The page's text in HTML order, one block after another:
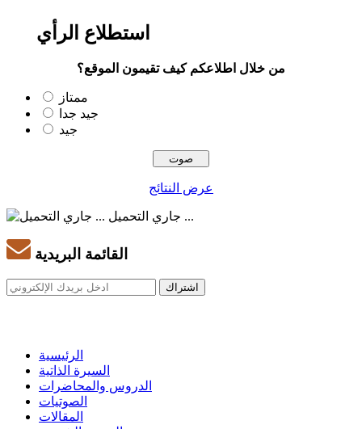
استطلاع الرأي
من خلال اطلاعكم كيف تقيمون الموقع؟
ممتاز
جيد جدا
جيد
عرض النتائج
جاري التحميل ...
القائمة البريدية
الرئيسية
السيرة الذاتية
الدروس والمحاضرات
الصوتيات
المقالات